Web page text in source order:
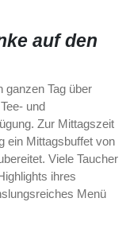
auf den
ganzen Tag über
und
Zur Mittagszeit
ein Mittagsbuffet von
Viele Taucher
ihres
Menü